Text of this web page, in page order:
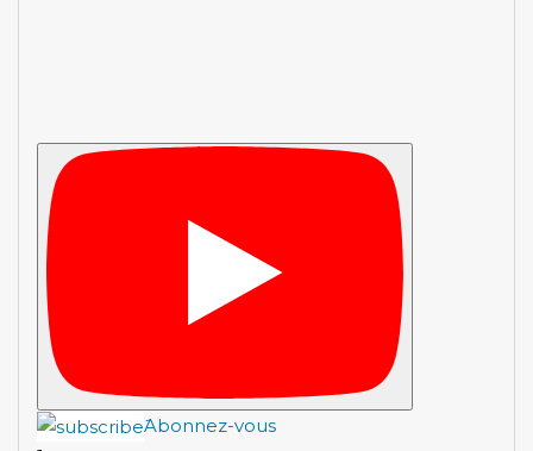
َAbonnez-vous